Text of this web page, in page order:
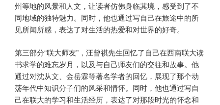
州等地的风景和人文，让读者仿佛身临其境，感受到了不
同地域的独特魅力。同时，他也通过写自己在旅途中的所
见所闻所感，表达了对生活的热爱和对世界的好奇。
第三部分“联大师友”，汪曾祺先生回忆了自己在西南联大读
书求学的难忘岁月，以及与自己师友们的交往和故事。他
通过对沈从文、金岳霖等著名学者的回忆，展现了那个动
荡年代中知识分子们的风采和情怀。同时，他也通过写自
己在联大的学习和生活经历，表达了对那段时光的怀念和